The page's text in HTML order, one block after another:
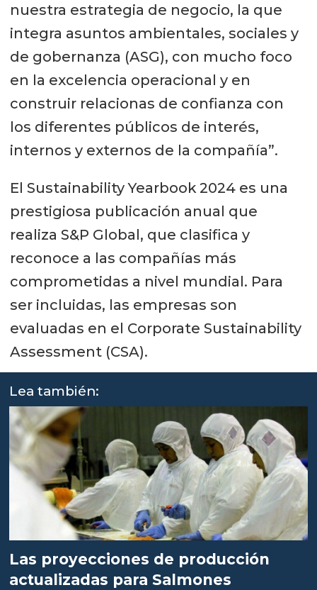
nuestra estrategia de negocio, la que
integra asuntos ambientales, sociales y
de gobernanza (ASG), con mucho foco
en la excelencia operacional y en
construir relacionas de confianza con
los diferentes públicos de interés,
internos y externos de la compañía”.
El Sustainability Yearbook 2024 es una
prestigiosa publicación anual que
realiza S&P Global, que clasifica y
reconoce a las compañías más
comprometidas a nivel mundial. Para
ser incluidas, las empresas son
evaluadas en el Corporate Sustainability
Assessment (CSA).
Lea también:
Las proyecciones de producción
actualizadas para Salmones